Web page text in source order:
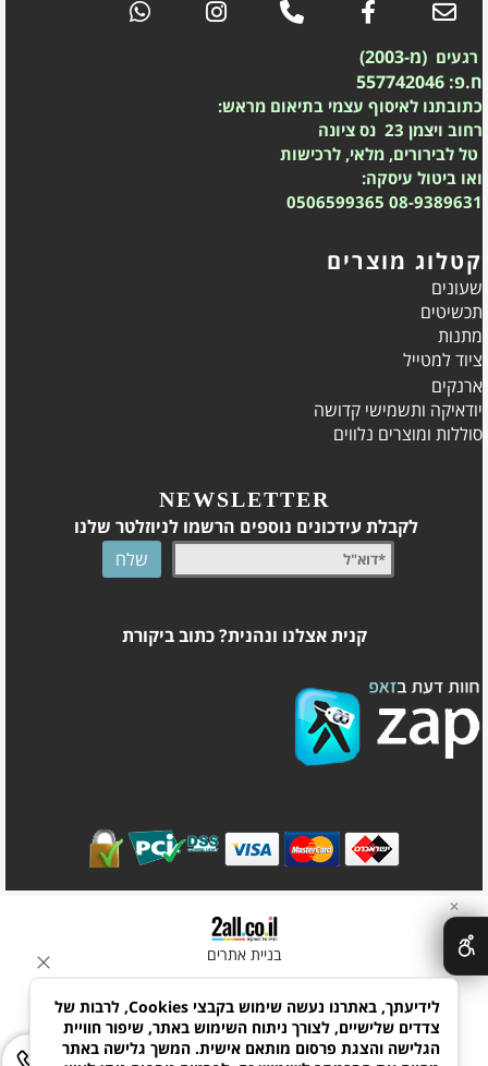
רגעים (מ-2003)
ח.פ: 557742046
כתובתנו לאיסוף עצמי בתיאום מראש:
רחוב ויצמן 23 נס ציונה
טל לבירורים, מלאי, לרכישות
ואו ביטול עיסקה:
08-9389631
0506599365
קטלוג מוצרים
שעונים
תכשיטים
מתנות
ציוד למטייל
ארנקים
יודאיקה ותשמישי קדושה
סוללות ומוצרים נלווים
NEWSLETTER
לקבלת עידכונים נוספים הרשמו לניוזלטר שלנו
קנית אצלנו ונהנית? כתוב ביקורת
בניית אתרים
✕
לידיעתך, באתרנו נעשה שימוש בקבצי Cookies, לרבות של
צדדים שלישיים, לצורך ניתוח השימוש באתר, שיפור חוויית
הגלישה והצגת פרסום מותאם אישית. המשך גלישה באתר